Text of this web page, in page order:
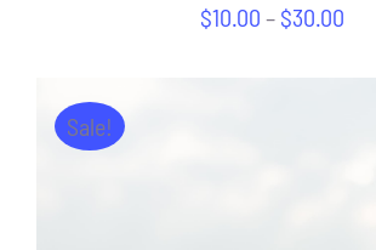
$10.00 – $30.00
Sale!